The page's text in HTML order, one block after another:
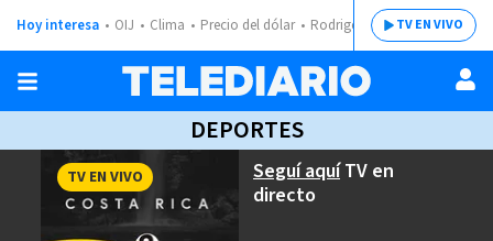
Hoy interesa OIJ Clima Precio del dólar Rodrigo ChavesTV EN VIVO
DEPORTES
Seguí aquíTV en
directo
TV EN VIVO